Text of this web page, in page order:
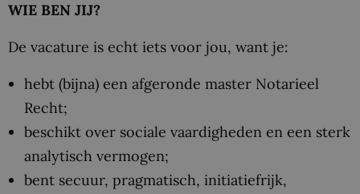
WIE BEN JIJ?
De vacature is echt iets voor jou, want je:
hebt (bijna) een afgeronde master Notarieel
Recht;
beschikt over sociale vaardigheden en een sterk
analytisch vermogen;
bent secuur, pragmatisch, initiatiefrijk,